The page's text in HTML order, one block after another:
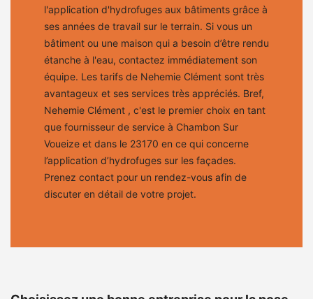
l'application d'hydrofuges aux bâtiments grâce à
ses années de travail sur le terrain. Si vous un
bâtiment ou une maison qui a besoin d’être rendu
étanche à l'eau, contactez immédiatement son
équipe. Les tarifs de Nehemie Clément sont très
avantageux et ses services très appréciés. Bref,
Nehemie Clément , c'est le premier choix en tant
que fournisseur de service à Chambon Sur
Voueize et dans le 23170 en ce qui concerne
l’application d’hydrofuges sur les façades.
Prenez contact pour un rendez-vous afin de
discuter en détail de votre projet.